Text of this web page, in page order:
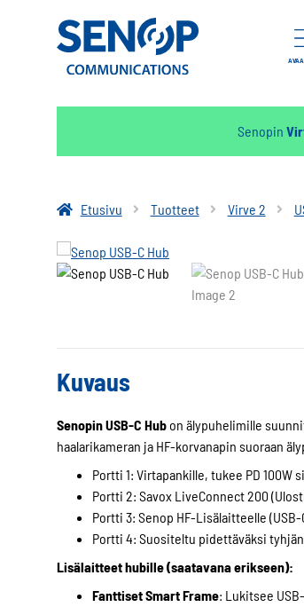
Senopin
Etusivu
Tuotteet Virve 2
Kuvaus
Senopin USB-C Hub on älypuhelimille
haalarikameran ja HF-korvanapin suoraan
Portti 1: Virtapankille, tukee PD 100W
Portti 2: Savox LiveConnect 200
Portti 3: Senop HF-Lisälaitteelle
Portti 4: Suositeltu pidettäväksi
Lisälaitteet hubille (saatavana erikseen):
Fanttiset Smart Frame: Lukitsee